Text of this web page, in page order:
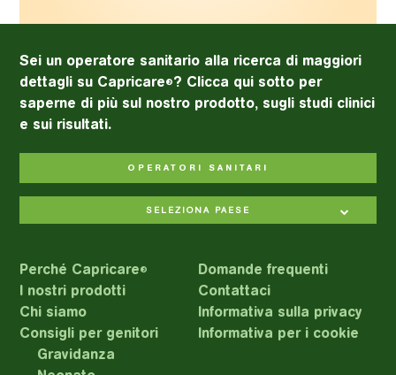
Sei un operatore sanitario alla ricerca di maggiori
dettagli su Capricare®? Clicca qui sotto per
saperne di più sul nostro prodotto, sugli studi clinici
e sui risultati.
OPERATORI SANITARI
SELEZIONA PAESE
Perché Capricare®
I nostri prodotti
Chi siamo
Consigli per genitori
Gravidanza
Domande frequenti
Contattaci
Informativa sulla privacy
Informativa per i cookie